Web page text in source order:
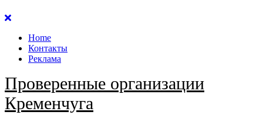
Перейти
содержанию
Home
Контакты
Реклама
Проверенные организации
Кременчуга